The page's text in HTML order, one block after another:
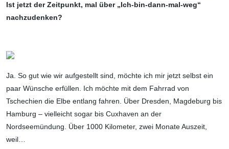
Ist jetzt der Zeitpunkt, mal über „Ich-bin-dann-mal-weg“
nachzudenken?
Ja. So gut wie wir aufgestellt sind, möchte ich mir jetzt selbst ein
paar Wünsche erfüllen. Ich möchte mit dem Fahrrad von
Tschechien die Elbe entlang fahren. Über Dresden, Magdeburg bis
Hamburg – vielleicht sogar bis Cuxhaven an der
Nordseemündung. Über 1000 Kilometer, zwei Monate Auszeit,
weil…